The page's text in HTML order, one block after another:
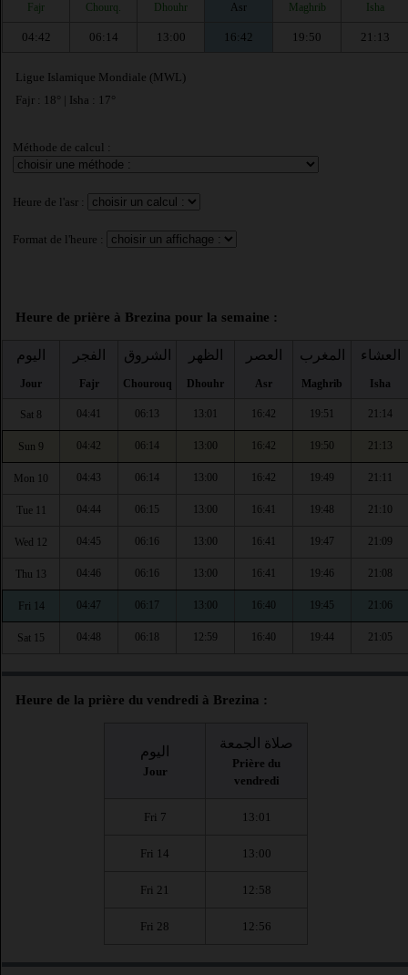
Fajr Chourq. Dhouhr Asr Maghrib Isha
04:42 06:14 13:00 16:42 19:50 21:13
Ligue Islamique Mondiale (MWL)
Fajr : 18° | Isha : 17°
Méthode de calcul :
Heure de l'asr :
Format de l'heure :
Heure de prière à Brezina pour la semaine :
اليوم
Jour
الفجر
Fajr
الشروق
Chourouq
الظهر
Dhouhr
العصر
Asr
المغرب
Maghrib
العشاء
Isha
Sat 8 04:41 06:13 13:01 16:42 19:51 21:14
Sun 9 04:42 06:14 13:00 16:42 19:50 21:13
Mon 10 04:43 06:14 13:00 16:42 19:49 21:11
Tue 11 04:44 06:15 13:00 16:41 19:48 21:10
Wed 12 04:45 06:16 13:00 16:41 19:47 21:09
Thu 13 04:46 06:16 13:00 16:41 19:46 21:08
Fri 14 04:47 06:17 13:00 16:40 19:45 21:06
Sat 15 04:48 06:18 12:59 16:40 19:44 21:05
Heure de la prière du vendredi à Brezina :
اليوم
Jour
صلاة الجمعة
Prière du
vendredi
Fri 7 13:01
Fri 14 13:00
Fri 21 12:58
Fri 28 12:56